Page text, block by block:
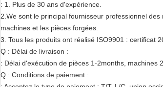
: 1. Plus de 30 ans d'expérience.
2.We sont le principal fournisseur professionnel
machines et les pièces forgées.
3. Tous les produits ont réalisé ISO9901 : certificat
Q : Délai de livraison :
: Délai d'exécution de pièces 1-2months, machines
Q : Conditions de paiement :